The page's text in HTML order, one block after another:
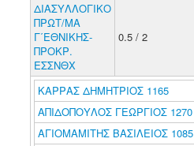
ΔΙΑΣΥΛΛΟΓΙΚΟ
ΠΡΩΤ/ΜΑ
Γ΄ΕΘΝΙΚΗΣ-
ΠΡΟΚΡ.
ΕΣΣΝΘΧ
0.5 / 2
ΚΑΡΡΑΣ ΔΗΜΗΤΡΙΟΣ 1165
ΑΠΙΔΟΠΟΥΛΟΣ ΓΕΩΡΓΙΟΣ 1270
ΑΓΙΟΜΑΜΙΤΗΣ ΒΑΣΙΛΕΙΟΣ 1085